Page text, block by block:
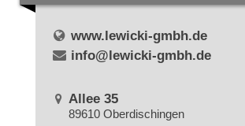
www.lewicki-gmbh.de
info@lewicki-gmbh.de
Allee 35
89610 Oberdischingen